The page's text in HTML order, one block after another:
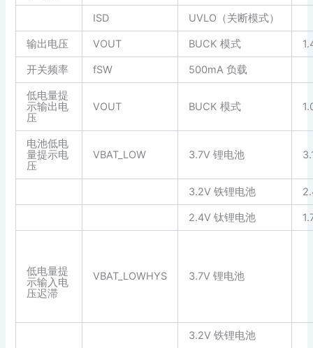
ISD UVLO（关断模式）
输出电压 VOUT BUCK 模式
开关频率 fSW 500mA 负载
低电量提
示输出电
压
VOUT BUCK 模式
电池低电
量提示电
压
VBAT_LOW 3.7V 锂电池
3.2V 铁锂电池
2.4V 钛锂电池
低电量提
示输入电
压迟滞
VBAT_LOWHYS 3.7V 锂电池
3.2V 铁锂电池